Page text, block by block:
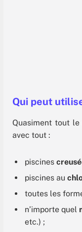
Qui peut
Quasiment tout le
avec tout :
piscines
piscines au
toutes les
n’importe quel
etc.) ;